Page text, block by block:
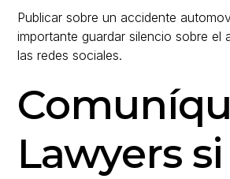
Publicar sobre un accidente
importante guardar silencio sobre
las redes sociales.
Lawyers